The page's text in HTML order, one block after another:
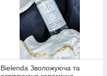
Bielenda Зволожуюча та